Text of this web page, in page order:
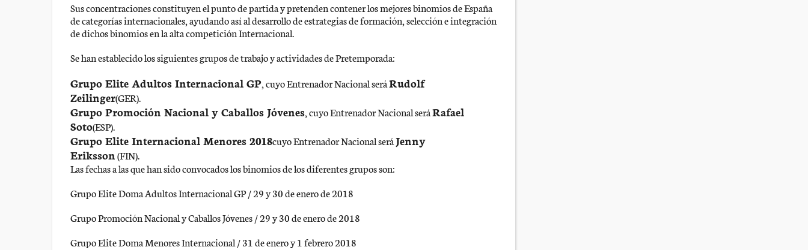
Sus concentraciones constituyen el punto de partida y pretenden contener los mejores binomios de España
de categorías internacionales, ayudando así al desarrollo de estrategias de formación, selección e integración
de dichos binomios en la alta competición Internacional.
Se han establecido los siguientes grupos de trabajo y actividades de Pretemporada:
Grupo Elite Adultos Internacional GP, cuyo Entrenador Nacional seráRudolf
Zeilinger(GER).
Grupo Promoción Nacional y Caballos Jóvenes, cuyo Entrenador Nacional seráRafael
Soto(ESP).
Grupo Elite Internacional Menores 2018cuyo Entrenador Nacional seráJenny
Eriksson(FIN).
Las fechas a las que han sido convocados los binomios de los diferentes grupos son:
Grupo Elite Doma Adultos Internacional GP / 29 y 30 de enero de 2018
Grupo Promoción Nacional y Caballos Jóvenes / 29 y 30 de enero de 2018
Grupo Elite Doma Menores Internacional / 31 de enero y 1 febrero 2018